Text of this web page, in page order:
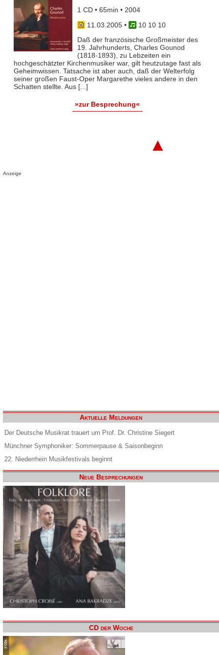
1 CD • 65min • 2004
11.03.2005•
10 10 10
Daß der französische Großmeister des
19. Jahrhunderts, Charles Gounod
(1818-1893), zu Lebzeiten ein
hochgeschätzter Kirchenmusiker war, gilt heutzutage fast als
Geheimwissen. Tatsache ist aber auch, daß der Welterfolg
seiner großen Faust-Oper Margarethe vieles andere in den
Schatten stellte. Aus [...]
»zur Besprechung«
▲
Anzeige
Aktuelle Meldungen
Der Deutsche Musikrat trauert um Prof. Dr. Christine Siegert
Münchner Symphoniker: Sommerpause & Saisonbeginn
22. Niederrhein Musikfestivals beginnt
Neue Besprechungen
CD der Woche